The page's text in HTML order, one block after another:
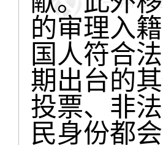
的审理入
国人符合
期出台的
投票、非
民身份都